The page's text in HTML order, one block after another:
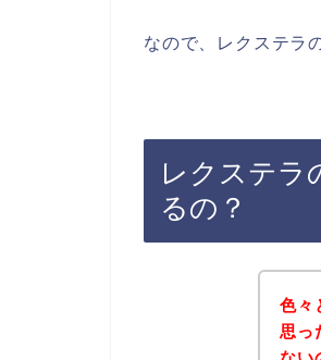
なので、レクステラ
レクステラ
るの？
色々
思っ